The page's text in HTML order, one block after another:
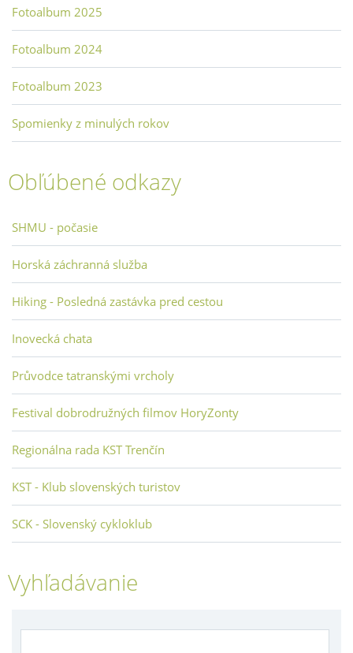
Fotoalbum 2025
Fotoalbum 2024
Fotoalbum 2023
Spomienky z minulých rokov
Obľúbené odkazy
SHMU - počasie
Horská záchranná služba
Hiking - Posledná zastávka pred cestou
Inovecká chata
Průvodce tatranskými vrcholy
Festival dobrodružných filmov HoryZonty
Regionálna rada KST Trenčín
KST - Klub slovenských turistov
SCK - Slovenský cykloklub
Vyhľadávanie